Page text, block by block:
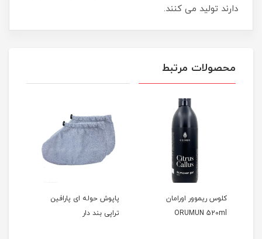
دارند تولید می کنند.
محصولات مرتبط
کلوس ریموور اورامان
ORUMUN 520ml
پاپوش حوله ای پارافین
تراپی بند دار